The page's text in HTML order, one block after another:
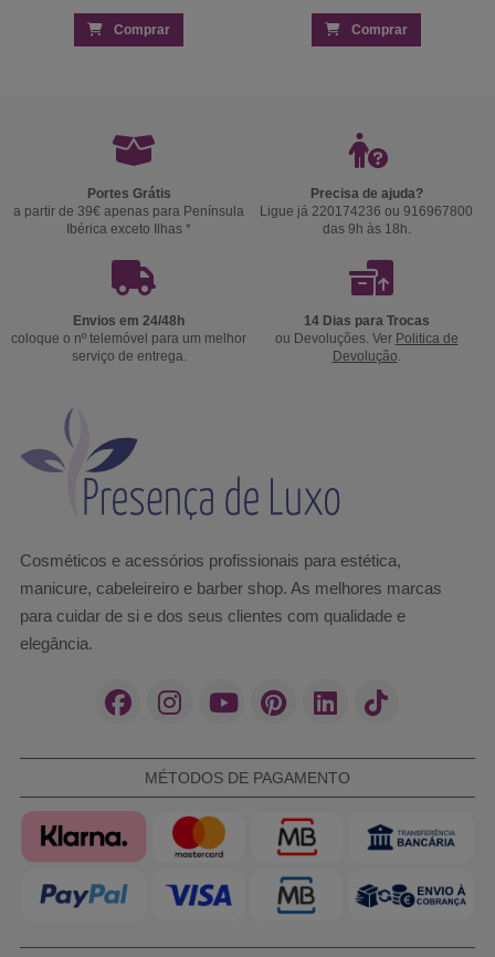
Comprar Comprar
Portes Grátis
a partir de 39€ apenas para Península
Ibérica exceto Ilhas *
Precisa de ajuda?
Ligue já 220174236 ou 916967800
das 9h às 18h.
Envios em 24/48h
coloque o nº telemóvel para um melhor
serviço de entrega.
14 Dias para Trocas
ou Devoluções. Ver Politica de
Devolução
Cosméticos e acessórios profissionais para estética,
manicure, cabeleireiro e barber shop. As melhores marcas
para cuidar de si e dos seus clientes com qualidade e
elegância.
MÉTODOS DE PAGAMENTO